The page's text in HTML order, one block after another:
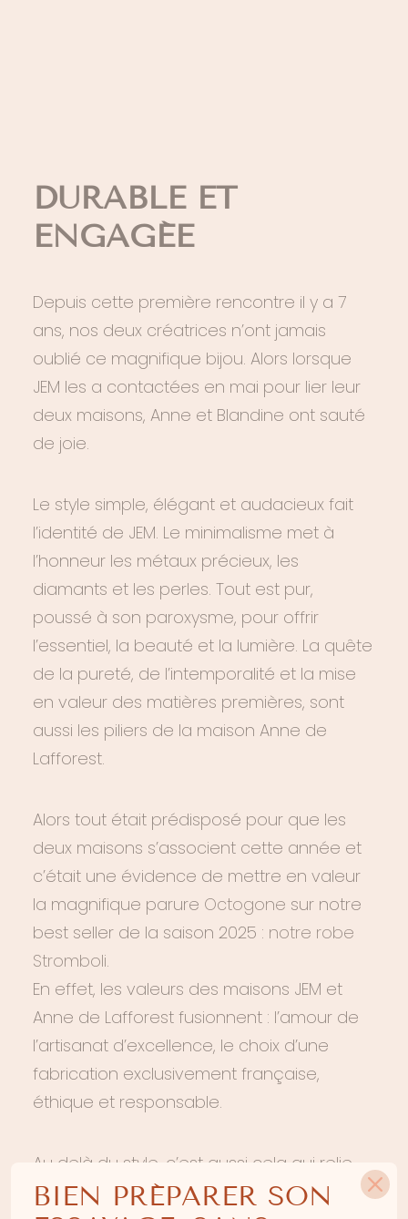
DURABLE ET
ENGAGÉE
Depuis cette première rencontre il y a 7
ans, nos deux créatrices n’ont jamais
oublié ce magnifique bijou. Alors lorsque
JEM les a contactées en mai pour lier leur
deux maisons, Anne et Blandine ont sauté
de joie.
Le style simple, élégant et audacieux fait
l’identité de JEM. Le minimalisme met à
l’honneur les métaux précieux, les
diamants et les perles. Tout est pur,
poussé à son paroxysme, pour offrir
l’essentiel, la beauté et la lumière. La quête
de la pureté, de l’intemporalité et la mise
en valeur des matières premières, sont
aussi les piliers de la maison Anne de
Lafforest.
Alors tout était prédisposé pour que les
deux maisons s’associent cette année et
c’était une évidence de mettre en valeur
la magnifique parure Octogone sur notre
best seller de la saison 2025 : notre robe
Stromboli.
En effet, les valeurs des maisons JEM et
Anne de Lafforest fusionnent : l’amour de
l’artisanat d’excellence, le choix d’une
fabrication exclusivement française,
éthique et responsable.
Au delà du style, c’est aussi cela qui relie
les deux maisons. Les collections JEM sont
BIEN PRÉPARER SON